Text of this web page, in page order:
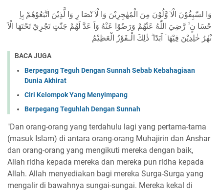
وَا لسّٰبِقُوْنَ الْاَ وَّلُوْنَ مِنَ الْمُهٰجِرِيْنَ وَا لْاَ نْصَا رِ وَا لَّذِيْنَ اتَّبَعُوْهُمْ بِاِ
حْسَا نٍ ۙ رَّضِيَ اللّٰهُ عَنْهُمْ وَرَضُوْا عَنْهُ وَاَ عَدَّ لَهُمْ جَنّٰتٍ تَجْرِيْ تَحْتَهَا الْاَ
نْهٰرُ خٰلِدِيْنَ فِيْهَاۤ اَبَدًا ۗ ذٰلِكَ الْـفَوْزُ الْعَظِيْمُ
BACA JUGA
Berpegang Teguh Dengan Sunnah Sebab Kebahagiaan
Dunia Akhirat
Ciri Kelompok Yang Menyimpang
Berpegang Teguhlah Dengan Sunnah
"Dan orang-orang yang terdahulu lagi yang pertama-tama
(masuk Islam) di antara orang-orang Muhajirin dan Anshar
dan orang-orang yang mengikuti mereka dengan baik,
Allah ridha kepada mereka dan mereka pun ridha kepada
Allah. Allah menyediakan bagi mereka Surga-Surga yang
mengalir di bawahnya sungai-sungai. Mereka kekal di